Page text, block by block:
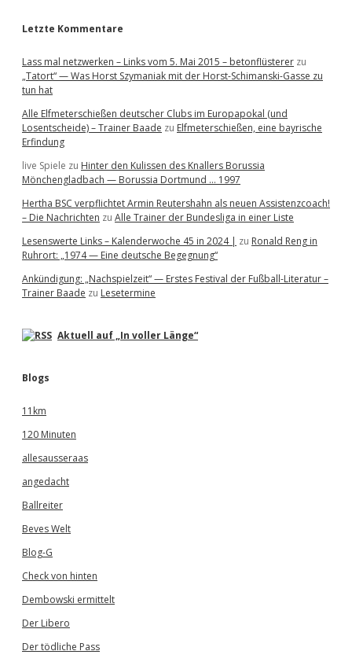
Letzte Kommentare
Lass mal netzwerken – Links vom 5. Mai 2015 – betonflüsterer zu
„Tatort“ — Was Horst Szymaniak mit der Horst-Schimanski-Gasse zu
tun hat
Alle Elfmeterschießen deutscher Clubs im Europapokal (und
Losentscheide) – Trainer Baade zu Elfmeterschießen, eine bayrische
Erfindung
live Spiele zu Hinter den Kulissen des Knallers Borussia
Mönchengladbach — Borussia Dortmund … 1997
Hertha BSC verpflichtet Armin Reutershahn als neuen Assistenzcoach!
– Die Nachrichten zu Alle Trainer der Bundesliga in einer Liste
Lesenswerte Links – Kalenderwoche 45 in 2024 | zu Ronald Reng in
Ruhrort: „1974 — Eine deutsche Begegnung“
Ankündigung: „Nachspielzeit“ — Erstes Festival der Fußball-Literatur –
Trainer Baade zu Lesetermine
Aktuell auf „In voller Länge“
Blogs
11km
120 Minuten
allesausseraas
angedacht
Ballreiter
Beves Welt
Blog-G
Check von hinten
Dembowski ermittelt
Der Libero
Der tödliche Pass